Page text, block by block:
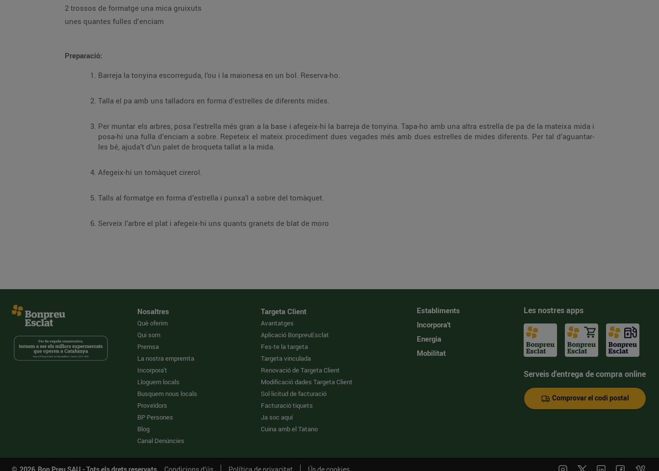
2 trossos de formatge una mica gruixuts
unes quantes fulles d'enciam
Preparació:
Barreja la tonyina escorreguda, l’ou i la maionesa en un bol. Reserva-ho.
Talla el pa amb uns talladors en forma d’estrelles de diferents mides.
Per muntar els arbres, posa l’estrella més gran a la base i afegeix-hi la barreja de tonyina. Tapa-ho amb una altra estrella de pa de la mateixa mida i
posa-hi una fulla d’enciam a sobre. Repeteix el mateix procediment dues vegades més amb dues estrelles de mides diferents. Per tal d’aguantar-
les bé, ajuda’t d’un palet de broqueta tallat a la mida.
Afegeix-hi un tomàquet cirerol.
Talls al formatge en forma d’estrella i punxa’l a sobre del tomàquet.
Serveix l’arbre el plat i afegeix-hi uns quants granets de blat de moro
Nosaltres
Què oferim
Qui som
Premsa
La nostra empremta
Incorpora't
Lloguem locals
Busquem nous locals
Proveïdors
BP Persones
Blog
Canal Denúncies
Targeta Client
Avantatges
Aplicació BonpreuEsclat
Fes-te la targeta
Targeta vinculada
Renovació de Targeta Client
Modificació dades Targeta Client
Sol·licitud de facturació
Facturació tiquets
Ja soc aquí
Cuina amb el Tatano
Establiments
Incorpora't
Energia
Mobilitat
Les nostres apps
Serveis d'entrega de compra online
Comprovar el codi postal